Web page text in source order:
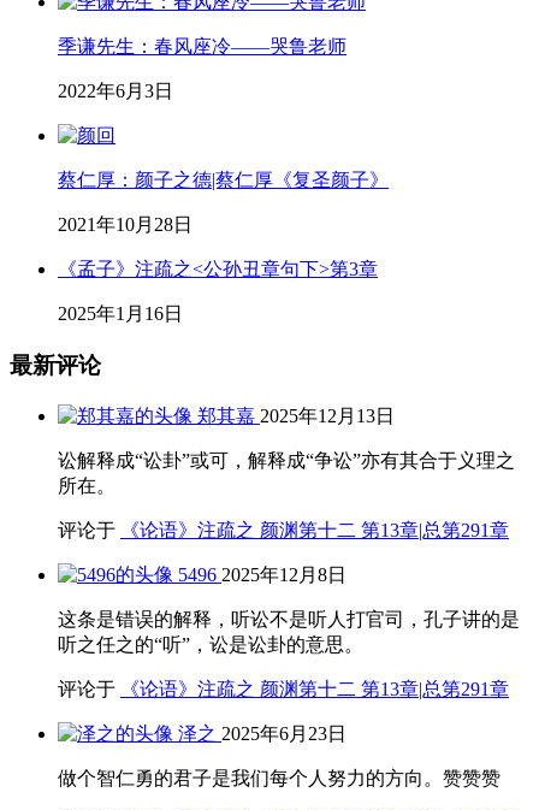
季谦先生：春风座冷——哭鲁老师
2022年6月3日
蔡仁厚：颜子之德|蔡仁厚《复圣颜子》
2021年10月28日
《孟子》注疏之<公孙丑章句下>第3章
2025年1月16日
最新评论
郑其嘉 2025年12月13日
讼解释成“讼卦”或可，解释成“争讼”亦有其合于义理之
所在。
评论于 《论语》注疏之 颜渊第十二 第13章|总第291章
5496 2025年12月8日
这条是错误的解释，听讼不是听人打官司，孔子讲的是
听之任之的“听”，讼是讼卦的意思。
评论于 《论语》注疏之 颜渊第十二 第13章|总第291章
泽之 2025年6月23日
做个智仁勇的君子是我们每个人努力的方向。赞赞赞